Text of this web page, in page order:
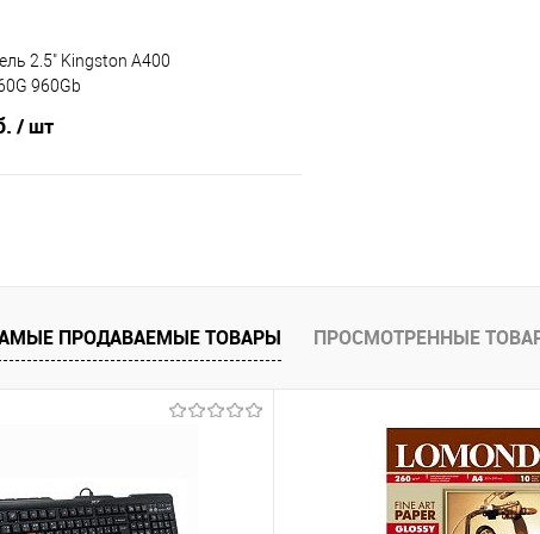
2.5" Kingston A400
960Gb
/ шт
клик
Сравнение
В наличии
ПРОДАВАЕМЫЕ ТОВАРЫ ПРОСМОТРЕННЫЕ